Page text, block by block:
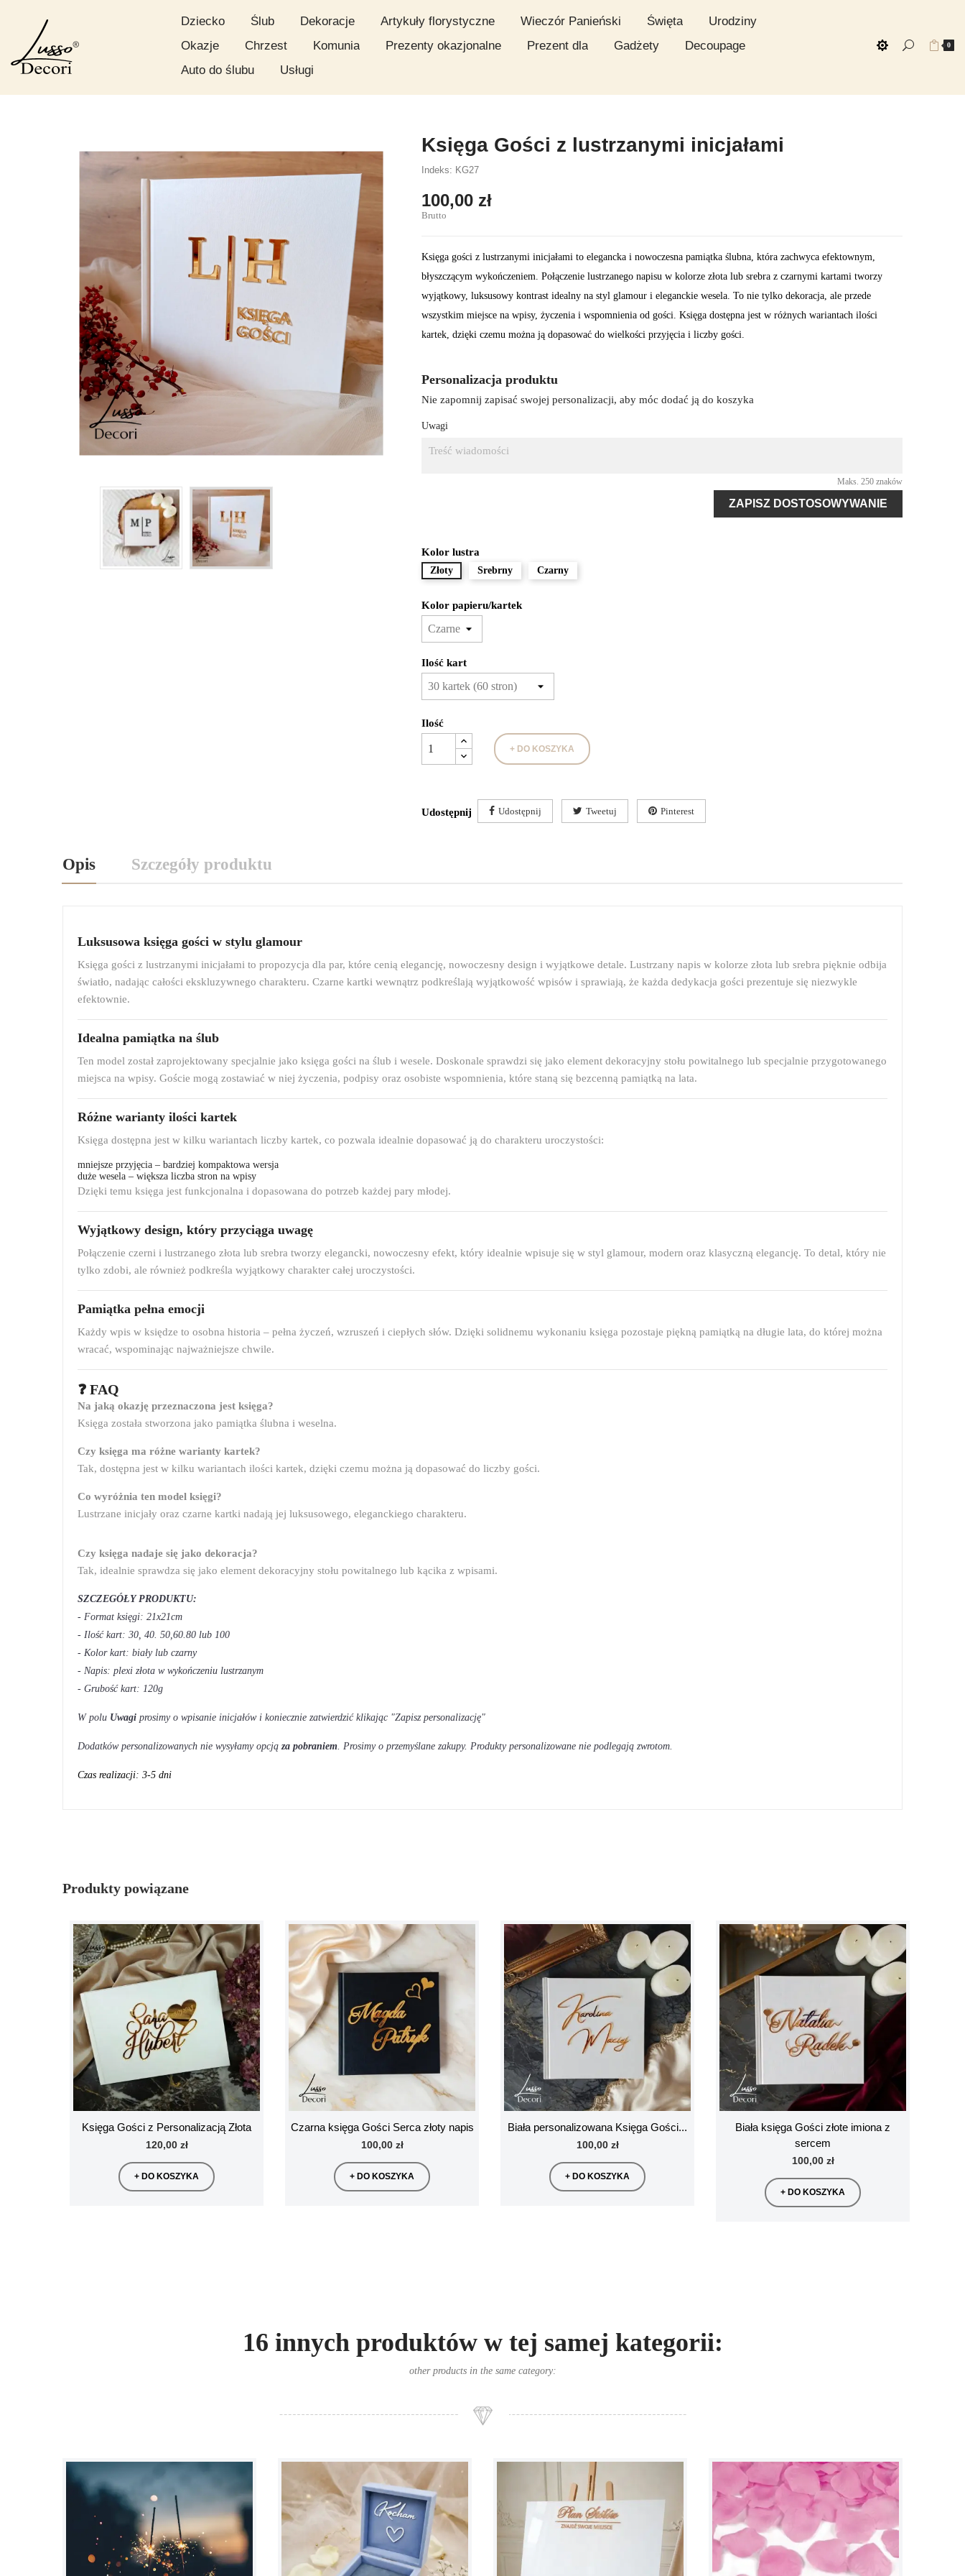
Dziecko Ślub Dekoracje Artykuły florystyczne Wieczór Panieński Święta
Urodziny
Okazje
Chrzest Komunia Prezenty okazjonalne Prezent dla Gadżety
Decoupage
Auto do ślubu
Usługi
0
Księga Gości z lustrzanymi inicjałami
Indeks: KG27
100,00 zł
Brutto
Księga gości z lustrzanymi inicjałami to elegancka i nowoczesna pamiątka ślubna, która zachwyca efektownym,
błyszczącym wykończeniem. Połączenie lustrzanego napisu w kolorze złota lub srebra z czarnymi kartami tworzy
wyjątkowy, luksusowy kontrast idealny na styl glamour i eleganckie wesela. To nie tylko dekoracja, ale przede
wszystkim miejsce na wpisy, życzenia i wspomnienia od gości. Księga dostępna jest w różnych wariantach ilości
kartek, dzięki czemu można ją dopasować do wielkości przyjęcia i liczby gości.
Personalizacja produktu
Nie zapomnij zapisać swojej personalizacji, aby móc dodać ją do koszyka
Uwagi
Maks. 250 znaków
ZAPISZ DOSTOSOWYWANIE
Kolor lustra
Złoty Srebrny Czarny
Kolor papieru/kartek
Ilość kart
Ilość
+ DO KOSZYKA
Udostępnij Udostępnij Tweetuj Pinterest
Opis Szczegóły produktu
Luksusowa księga gości w stylu glamour
Księga gości z lustrzanymi inicjałami to propozycja dla par, które cenią elegancję, nowoczesny design i wyjątkowe detale. Lustrzany napis w kolorze złota lub srebra pięknie odbija
światło, nadając całości ekskluzywnego charakteru. Czarne kartki wewnątrz podkreślają wyjątkowość wpisów i sprawiają, że każda dedykacja gości prezentuje się niezwykle
efektownie.
Idealna pamiątka na ślub
Ten model został zaprojektowany specjalnie jako księga gości na ślub i wesele. Doskonale sprawdzi się jako element dekoracyjny stołu powitalnego lub specjalnie przygotowanego
miejsca na wpisy. Goście mogą zostawiać w niej życzenia, podpisy oraz osobiste wspomnienia, które staną się bezcenną pamiątką na lata.
Różne warianty ilości kartek
Księga dostępna jest w kilku wariantach liczby kartek, co pozwala idealnie dopasować ją do charakteru uroczystości:
mniejsze przyjęcia – bardziej kompaktowa wersja
duże wesela – większa liczba stron na wpisy
Dzięki temu księga jest funkcjonalna i dopasowana do potrzeb każdej pary młodej.
Wyjątkowy design, który przyciąga uwagę
Połączenie czerni i lustrzanego złota lub srebra tworzy elegancki, nowoczesny efekt, który idealnie wpisuje się w styl glamour, modern oraz klasyczną elegancję. To detal, który nie
tylko zdobi, ale również podkreśla wyjątkowy charakter całej uroczystości.
Pamiątka pełna emocji
Każdy wpis w księdze to osobna historia – pełna życzeń, wzruszeń i ciepłych słów. Dzięki solidnemu wykonaniu księga pozostaje piękną pamiątką na długie lata, do której można
wracać, wspominając najważniejsze chwile.
❓ FAQ
Na jaką okazję przeznaczona jest księga?
Księga została stworzona jako pamiątka ślubna i weselna.
Czy księga ma różne warianty kartek?
Tak, dostępna jest w kilku wariantach ilości kartek, dzięki czemu można ją dopasować do liczby gości.
Co wyróżnia ten model księgi?
Lustrzane inicjały oraz czarne kartki nadają jej luksusowego, eleganckiego charakteru.
Czy księga nadaje się jako dekoracja?
Tak, idealnie sprawdza się jako element dekoracyjny stołu powitalnego lub kącika z wpisami.
SZCZEGÓŁY PRODUKTU:
- Format księgi: 21x21cm
- Ilość kart: 30, 40. 50,60.80 lub 100
- Kolor kart: biały lub czarny
- Napis: plexi złota w wykończeniu lustrzanym
- Grubość kart: 120g
W polu Uwagi prosimy o wpisanie inicjałów i koniecznie zatwierdzić klikając "Zapisz personalizację"
Dodatków personalizowanych nie wysyłamy opcjąza pobraniem. Prosimy o przemyślane zakupy. Produkty personalizowane nie podlegają zwrotom.
Czas realizacji: 3-5 dni
Produkty powiązane
Księga Gości z Personalizacją Złota
120,00 zł
+ DO KOSZYKA
Czarna księga Gości Serca złoty napis
100,00 zł
+ DO KOSZYKA
Biała personalizowana Księga Gości...
100,00 zł
+ DO KOSZYKA
Biała księga Gości złote imiona z
sercem
100,00 zł
+ DO KOSZYKA
16 innych produktów w tej samej kategorii:
other products in the same category: